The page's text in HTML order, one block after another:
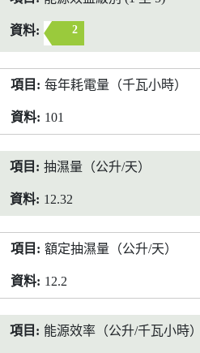
2
每年耗電量（千瓦小時）
101
抽濕量（公升/天）
12.32
額定抽濕量（公升/天）
12.2
能源效率（公升/千瓦小時）